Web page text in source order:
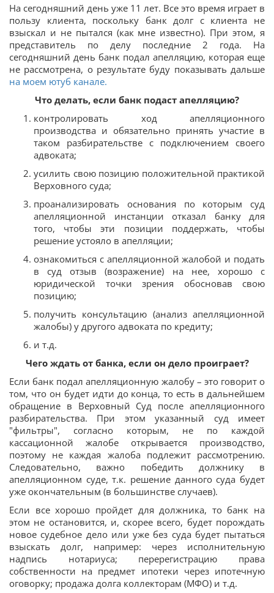
На сегодняшний день уже 11 лет. Все это время играет в
пользу клиента, поскольку банк долг с клиента не
взыскал и не пытался (как мне известно). При этом, я
представитель по делу последние 2 года. На
сегодняшний день банк подал апелляцию, которая еще
не рассмотрена, о результате буду показывать дальше
на моем ютуб канале.
Что делать, если банк подаст апелляцию?
контролировать ход апелляционного
производства и обязательно принять участие в
таком разбирательстве с подключением своего
адвоката;
усилить свою позицию положительной практикой
Верховного суда;
проанализировать основания по которым суд
апелляционной инстанции отказал банку для
того, чтобы эти позиции поддержать, чтобы
решение устояло в апелляции;
ознакомиться с апелляционной жалобой и подать
в суд отзыв (возражение) на нее, хорошо с
юридической точки зрения обосновав свою
позицию;
получить консультацию (анализ апелляционной
жалобы) у другого адвоката по кредиту;
и т.д.
Чего ждать от банка, если он дело проиграет?
Если банк подал апелляционную жалобу – это говорит о
том, что он будет идти до конца, то есть в дальнейшем
обращение в Верховный Суд после апелляционного
разбирательства. При этом указанный суд имеет
"фильтры", согласно которым, не по каждой
кассационной жалобе открывается производство,
поэтому не каждая жалоба подлежит рассмотрению.
Следовательно, важно победить должнику в
апелляционном суде, т.к. решение данного суда будет
уже окончательным (в большинстве случаев).
Если все хорошо пройдет для должника, то банк на
этом не остановится, и, скорее всего, будет порождать
новое судебное дело или уже без суда будет пытаться
взыскать долг, например: через исполнительную
надпись нотариуса; перерегистрацию права
собственности на предмет ипотеки через ипотечную
оговорку; продажа долга коллекторам (МФО) и т.д.